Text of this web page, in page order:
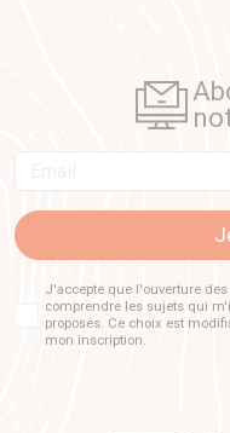
J'accepte que l'ouverture
comprendre les sujets qui
proposés. Ce choix est
mon inscription.